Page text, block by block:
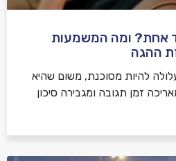
אחת? ומה המשמעות
ההגה
להיות מסוכנת, משום שהיא
זמן תגובה ומגבירה סיכון